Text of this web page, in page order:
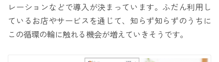
レーションなどで導入が決まっています。ふだん利用し
ているお店やサービスを通じて、知らず知らずのうちに
この循環の輪に触れる機会が増えていきそうです。